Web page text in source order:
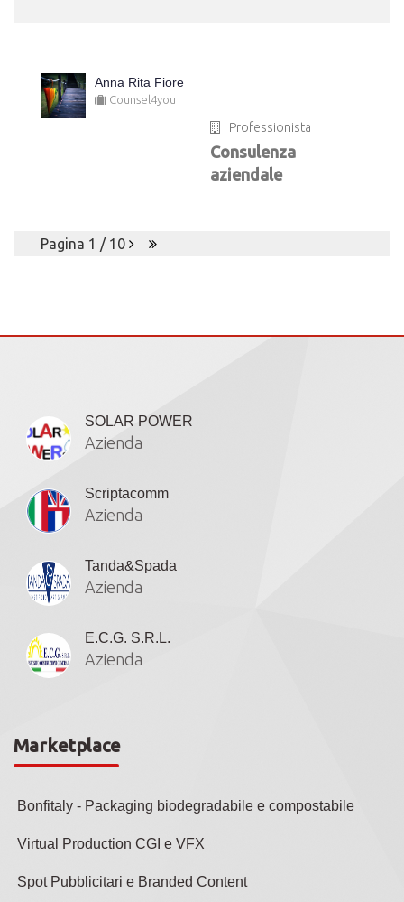
Anna Rita Fiore
Counsel4you
Professionista
Consulenza
aziendale
Pagina 1 / 10
SOLAR POWER
Azienda
Scriptacomm
Azienda
Tanda&Spada
Azienda
E.C.G. S.R.L.
Azienda
Marketplace
Bonfitaly - Packaging biodegradabile e compostabile
Virtual Production CGI e VFX
Spot Pubblicitari e Branded Content